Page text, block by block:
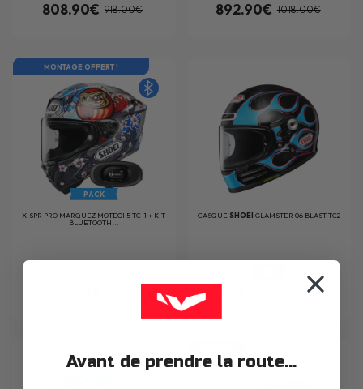
808.90€ 918.00€ 892.90€ 1018.00€
MONTAGE OFFERT !
PACK
X-SPR PRO MARQUEZ MOTEGI 5 TC-1 + KIT
BLUETOOTH...
CASQUE SHOEIGLAMSTER 06 BLAST TC2
569.00€
Avant de prendre la route...